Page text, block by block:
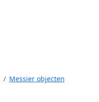
Messier objecten